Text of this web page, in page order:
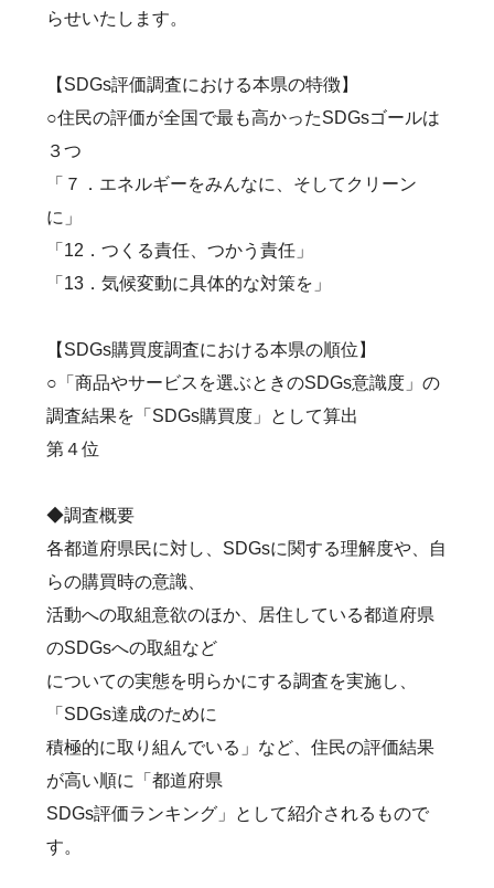
らせいたします。
【SDGs評価調査における本県の特徴】
○住民の評価が全国で最も高かったSDGsゴールは
３つ
「７．エネルギーをみんなに、そしてクリーン
に」
「12．つくる責任、つかう責任」
「13．気候変動に具体的な対策を」
【SDGs購買度調査における本県の順位】
○「商品やサービスを選ぶときのSDGs意識度」の
調査結果を「SDGs購買度」として算出
第４位
◆調査概要
各都道府県民に対し、SDGsに関する理解度や、自
らの購買時の意識、
活動への取組意欲のほか、居住している都道府県
のSDGsへの取組など
についての実態を明らかにする調査を実施し、
「SDGs達成のために
積極的に取り組んでいる」など、住民の評価結果
が高い順に「都道府県
SDGs評価ランキング」として紹介されるもので
す。